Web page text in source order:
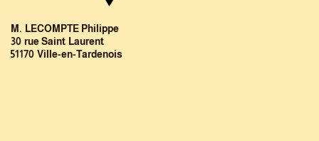
M. LECOMPTE Philippe
30 rue Saint Laurent
51170 Ville-en-Tardenois